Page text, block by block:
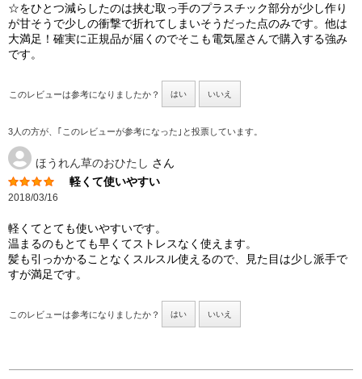
☆をひとつ減らしたのは挟む取っ手のプラスチック部分が少し作り
が甘そうで少しの衝撃で折れてしまいそうだった点のみです。他は
大満足！確実に正規品が届くのでそこも電気屋さんで購入する強み
です。
このレビューは参考になりましたか？ はい いいえ
3人の方が、｢このレビューが参考になった｣と投票しています。
ほうれん草のおひたし さん
軽くて使いやすい
2018/03/16
軽くてとても使いやすいです。
温まるのもとても早くてストレスなく使えます。
髪も引っかかることなくスルスル使えるので、見た目は少し派手で
すが満足です。
このレビューは参考になりましたか？ はい いいえ